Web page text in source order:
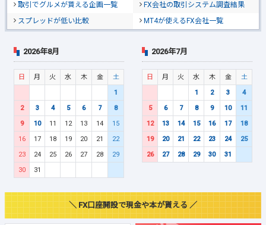
取引でグルメが貰える企画一覧
FX会社の取引システム調査結果
スプレッドが低い比較
MT4が使えるFX会社一覧
2026年8月
日 月 火 水 木 金
土
1
2
3 4 5 6 7
8
9
10 11 12 13 14
15
16
17 18 19 20 21
22
23
24 25 26 27 28
29
30
31
2026年7月
日 月 火 水 木 金
土
1
2 3
4
5
6 7 8 9 10
11
12
13 14 15 16 17
18
19
20 21 22 23 24
25
26
27 28 29 30 31
＼ FX口座開設で現金や本が貰える ／